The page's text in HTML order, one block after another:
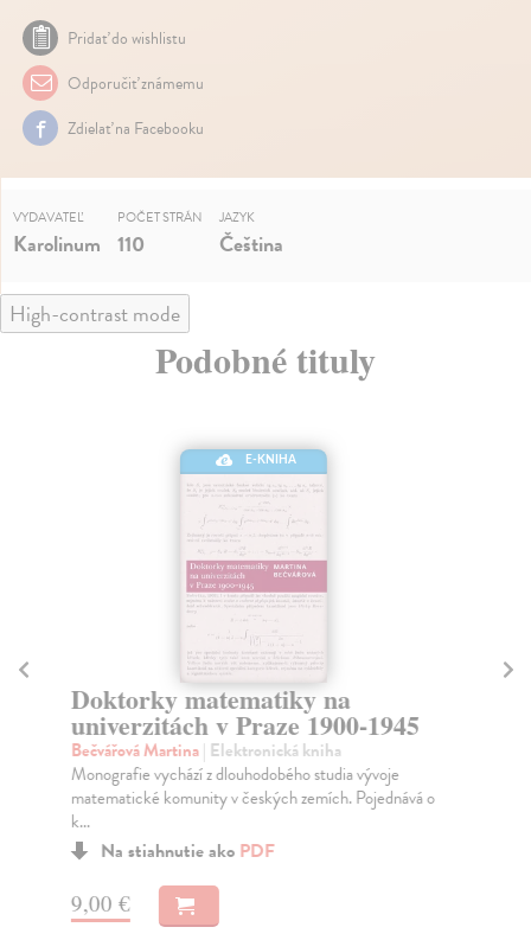
Pridať do wishlistu
Odporučiť známemu
Zdielať na Facebooku
VYDAVATEĽ
Karolinum
POČET STRÁN
110
JAZYK
Čeština
High-contrast mode
Podobné tituly
E-KNIHA
Doktorky matematiky na
univerzitách v Praze 1900-1945
Bečvářová Martina| Elektronická kniha
Monografie vychází z dlouhodobého studia vývoje
matematické komunity v českých zemích. Pojednává o
k...
Na stiahnutie ako PDF
9,00 €